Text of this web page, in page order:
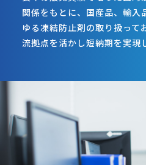
関係をもとに、国産品、輸入
ゆる凍結防止剤の取り扱って
流拠点を活かし短納期を実現